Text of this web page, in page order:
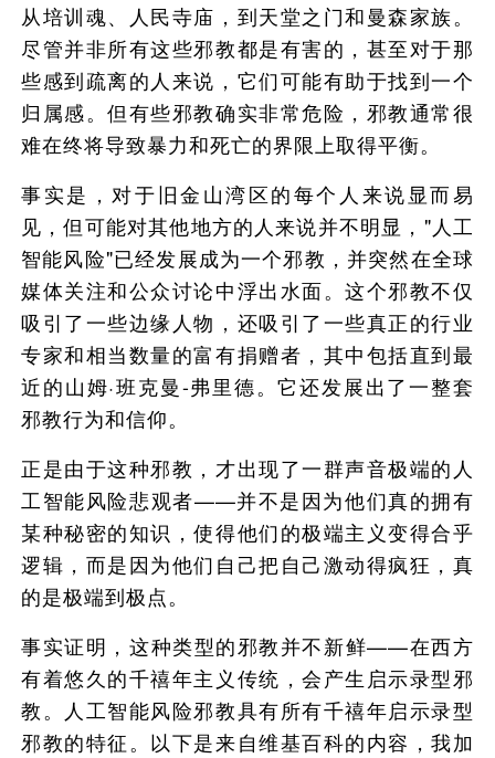
从培训魂、人民寺庙，到天堂之门和曼森家族。
尽管并非所有这些邪教都是有害的，甚至对于那
些感到疏离的人来说，它们可能有助于找到一个
归属感。但有些邪教确实非常危险，邪教通常很
难在终将导致暴力和死亡的界限上取得平衡。
事实是，对于旧金山湾区的每个人来说显而易
见，但可能对其他地方的人来说并不明显，"人工
智能风险"已经发展成为一个邪教，并突然在全球
媒体关注和公众讨论中浮出水面。这个邪教不仅
吸引了一些边缘人物，还吸引了一些真正的行业
专家和相当数量的富有捐赠者，其中包括直到最
近的山姆·班克曼-弗里德。它还发展出了一整套
邪教行为和信仰。
正是由于这种邪教，才出现了一群声音极端的人
工智能风险悲观者——并不是因为他们真的拥有
某种秘密的知识，使得他们的极端主义变得合乎
逻辑，而是因为他们自己把自己激动得疯狂，真
的是极端到极点。
事实证明，这种类型的邪教并不新鲜——在西方
有着悠久的千禧年主义传统，会产生启示录型邪
教。人工智能风险邪教具有所有千禧年启示录型
邪教的特征。以下是来自维基百科的内容，我加